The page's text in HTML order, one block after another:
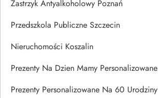
Zastrzyk Antyalkoholowy Poznań
Przedszkola Publiczne Szczecin
Nieruchomości Koszalin
Prezenty Na Dzien Mamy Personalizowane
Prezenty Personalizowane Na 60 Urodziny